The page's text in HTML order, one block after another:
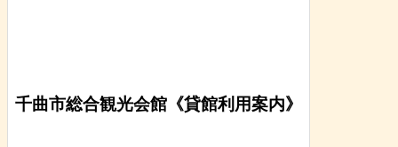
千曲市総合観光会館《貸館利用案内》